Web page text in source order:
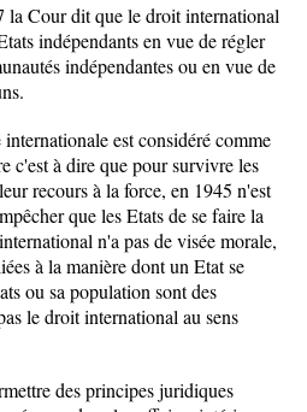
la Cour dit que le droit international
indépendants en vue de régler
indépendantes ou en vue de
est considéré comme
c'est à dire que pour survivre les
recours à la force, en 1945 n'est
que les Etats de se faire la
n'a pas de visée morale,
à la manière dont un Etat se
ou sa population sont des
le droit international au sens
des principes juridiques